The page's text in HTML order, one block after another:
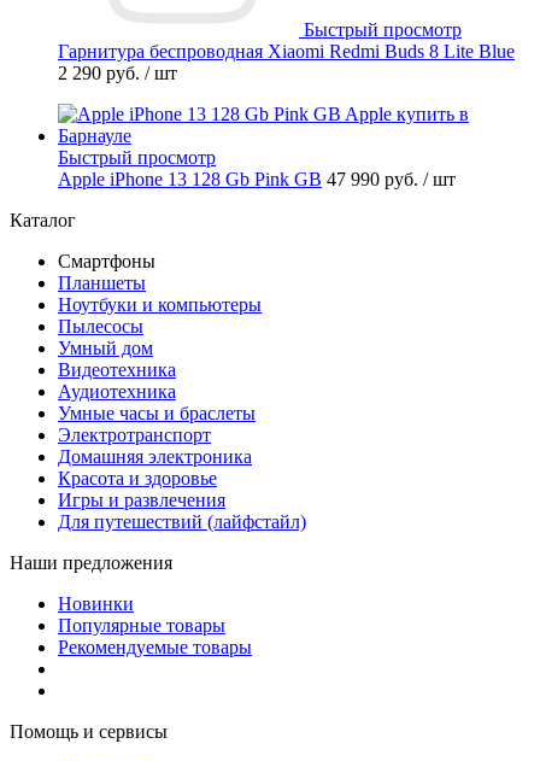
Быстрый просмотр
Гарнитура беспроводная Xiaomi Redmi Buds 8 Lite Blue
2 290 руб. / шт
Быстрый просмотр
Apple iPhone 13 128 Gb Pink GB 47 990 руб. / шт
Каталог
Смартфоны
Планшеты
Ноутбуки и компьютеры
Пылесосы
Умный дом
Видеотехника
Аудиотехника
Умные часы и браслеты
Электротранспорт
Домашняя электроника
Красота и здоровье
Игры и развлечения
Для путешествий (лайфстайл)
Наши предложения
Новинки
Популярные товары
Рекомендуемые товары
Помощь и сервисы